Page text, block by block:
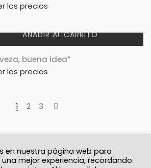
los precios
AÑADIR AL CARRITO
buena idea”
los precios
1 2 3
en nuestra página web para
mejor experiencia, recordando